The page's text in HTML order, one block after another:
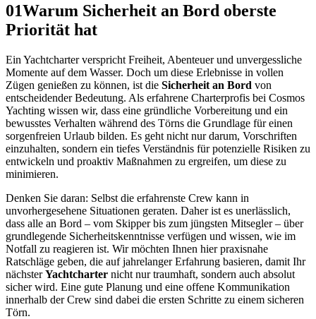
01Warum Sicherheit an Bord oberste
Priorität hat
Ein Yachtcharter verspricht Freiheit, Abenteuer und unvergessliche
Momente auf dem Wasser. Doch um diese Erlebnisse in vollen
Zügen genießen zu können, ist die Sicherheit an Bord von
entscheidender Bedeutung. Als erfahrene Charterprofis bei Cosmos
Yachting wissen wir, dass eine gründliche Vorbereitung und ein
bewusstes Verhalten während des Törns die Grundlage für einen
sorgenfreien Urlaub bilden. Es geht nicht nur darum, Vorschriften
einzuhalten, sondern ein tiefes Verständnis für potenzielle Risiken zu
entwickeln und proaktiv Maßnahmen zu ergreifen, um diese zu
minimieren.
Denken Sie daran: Selbst die erfahrenste Crew kann in
unvorhergesehene Situationen geraten. Daher ist es unerlässlich,
dass alle an Bord – vom Skipper bis zum jüngsten Mitsegler – über
grundlegende Sicherheitskenntnisse verfügen und wissen, wie im
Notfall zu reagieren ist. Wir möchten Ihnen hier praxisnahe
Ratschläge geben, die auf jahrelanger Erfahrung basieren, damit Ihr
nächsterYachtcharter nicht nur traumhaft, sondern auch absolut
sicher wird. Eine gute Planung und eine offene Kommunikation
innerhalb der Crew sind dabei die ersten Schritte zu einem sicheren
Törn.